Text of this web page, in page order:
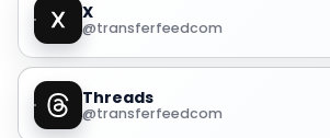
X
@transferfeedcom
Threads
@transferfeedcom